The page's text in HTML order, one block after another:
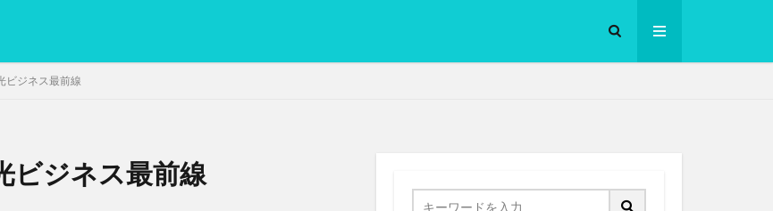
ジネス最前線
ジネス最前線
グリグリ画像 マレーシア動画